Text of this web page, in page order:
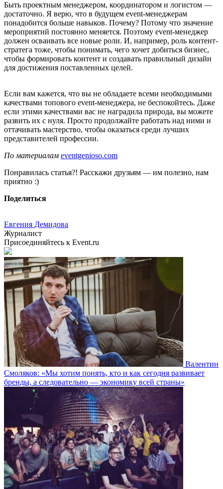
Быть проектным менеджером, координатором и логистом —
достаточно. Я верю, что в будущем event-менеджерам
понадобится больше навыков. Почему? Потому что значение
мероприятий постоянно меняется. Поэтому event-менеджер
должен осваивать все новые роли. И, например, роль контент-
стратега тоже, чтобы понимать, чего хочет добиться бизнес,
чтобы формировать контент и создавать правильный дизайн
для достижения поставленных целей.
Если вам кажется, что вы не обладаете всеми необходимыми
качествами топового event-менеджера, не беспокойтесь. Даже
если этими качествами вас не наградила природа, вы можете
развить их с нуля. Просто продолжайте работать над ними и
оттачивать мастерство, чтобы оказаться среди лучших
представителей профессии.
По материалам eventgenioso.com
Понравилась статья?! Расскажи друзьям — им полезно, нам
приятно :)
Поделиться
Евгения Демидова
Журналист
Присоединяйтесь к Event.ru
Валентин
Смоляков: «Мы хотим понять, кто и как сегодня развивает
бренды, а следовательно — экономику всей страны»